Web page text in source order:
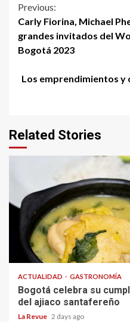
Continue
Reading
Previous:
Carly Fiorina, Michael
grandes invitados del
Bogotá 2023
Los emprendimientos y
Related Stories
ACTUALIDAD GASTRONOMÍA
Bogotá celebra su
del ajiaco santafereño
La Revue 2 days ago